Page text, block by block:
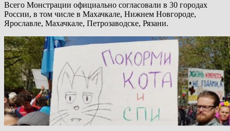
Всего Монстрации официально согласовали в 30 городах
России, в том числе в Махачкале, Нижнем Новгороде,
Ярославле, Махачкале, Петрозаводске, Рязани.